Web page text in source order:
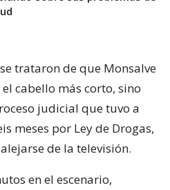
trataron de que Monsalve
cabello más corto, sino
judicial que tuvo a
meses por Ley de Drogas,
de la televisión.
en el escenario,